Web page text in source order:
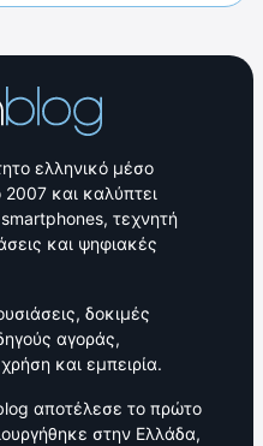
ελληνικό μέσο
2007 και καλύπτει
smartphones, τεχνητή
και ψηφιακές
δοκιμές
αγοράς,
και εμπειρία.
αποτέλεσε το πρώτο
στην Ελλάδα,